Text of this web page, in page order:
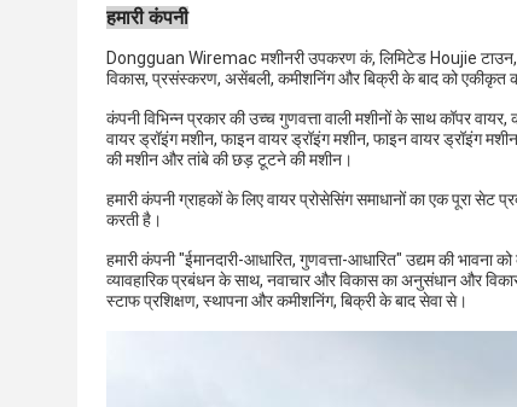
हमारी कंपनी
Dongguan Wiremac मशीनरी उपकरण कं, लिमिटेड Houjie टाउन,
विकास, प्रसंस्करण, असेंबली, कमीशनिंग और बिक्री के बाद को एकीकृत
कंपनी विभिन्न प्रकार की उच्च गुणवत्ता वाली मशीनों के साथ कॉपर
वायर ड्रॉइंग मशीन, फाइन वायर ड्रॉइंग मशीन, फाइन वायर ड्रॉइंग
की मशीन और तांबे की छड़ टूटने की मशीन।
हमारी कंपनी ग्राहकों के लिए वायर प्रोसेसिंग समाधानों का एक पूरा
करती है।
हमारी कंपनी "ईमानदारी-आधारित, गुणवत्ता-आधारित" उद्यम की
व्यावहारिक प्रबंधन के साथ, नवाचार और विकास का अनुसंधान और
स्टाफ प्रशिक्षण, स्थापना और कमीशनिंग, बिक्री के बाद सेवा से।